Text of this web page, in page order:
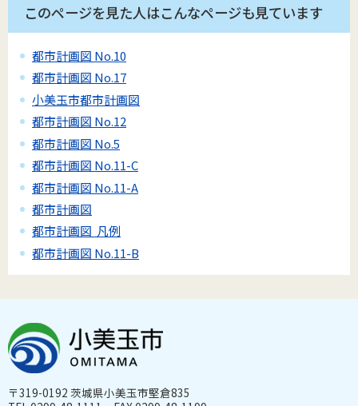
このページを見た人はこんなページも見ています
都市計画図 No.10
都市計画図 No.17
小美玉市都市計画図
都市計画図 No.12
都市計画図 No.5
都市計画図 No.11-C
都市計画図 No.11-A
都市計画図
都市計画図 凡例
都市計画図 No.11-B
〒319-0192 茨城県小美玉市堅倉835